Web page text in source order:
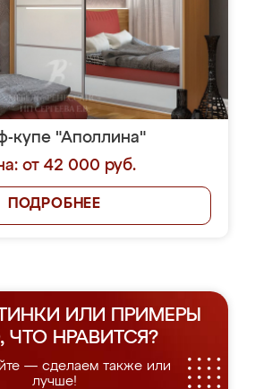
купе "Аполлина"
от 42 000 руб.
ПОДРОБНЕЕ
ИЛИ ПРИМЕРЫ
ЧТО НРАВИТСЯ?
— сделаем также или
лучше!